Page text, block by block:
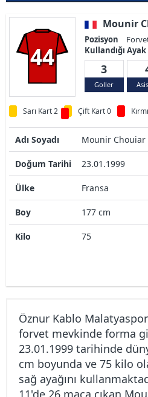
44
Mounir
Pozisyon
Kullandığı Ayak
3
Goller
Sarı Kart 2 Çift Kart 0
Adı Soyadı Mounir Chouiar
Doğum Tarihi 23.01.1999
Ülke Fransa
Boy 177 cm
Kilo 75
Öznur Kablo
forvet mevkinde forma
23.01.1999 tarihinde
cm boyunda ve 75 kilo
sağ ayağını
11'de 26 maça çıkan